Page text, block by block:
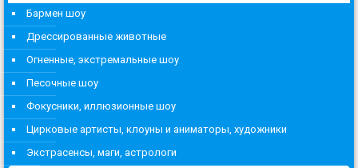
Бармен шоу
Дрессированные животные
Огненные, экстремальные шоу
Песочные шоу
Фокусники, иллюзионные шоу
Цирковые артисты, клоуны и аниматоры, художники
Экстрасенсы, маги, астрологи